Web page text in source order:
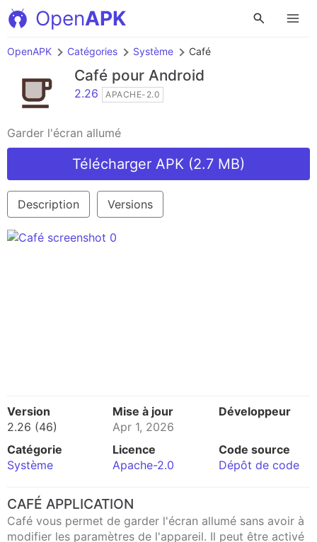
OpenAPK
OpenAPK Catégories Système Café
Café pour Android
2.26 APACHE-2.0
Garder l'écran allumé
Télécharger APK (2.7 MB)
Description Versions
Version
2.26 (46)
Mise à jour
Apr 1, 2026
Développeur
Catégorie
Système
Licence
Apache-2.0
Code source
Dépôt de code
CAFÉ APPLICATION
Café vous permet de garder l'écran allumé sans avoir à
modifier les paramètres de l'appareil. Il peut être activé